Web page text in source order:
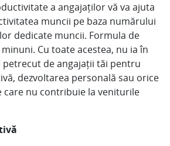
a angajaților vă va ajuta
muncii pe baza numărului
dedicate muncii. Formula de
Cu toate acestea, nu ia în
de angajații tăi pentru
dezvoltarea personală sau orice
care nu contribuie la veniturile